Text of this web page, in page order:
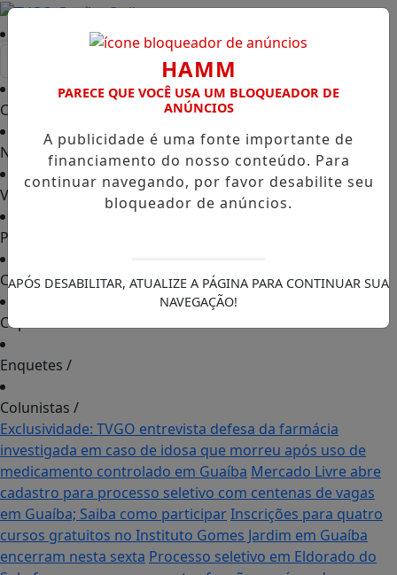
Capa
Notícias/
Vídeos TVGO
PODCAST
Contato/
Cupons de Desconto
Enquetes /
Colunistas /
Exclusividade: TVGO entrevista defesa da farmácia
investigada em caso de idosa que morreu após uso de
medicamento controlado em Guaíba Mercado Livre abre
cadastro para processo seletivo com centenas de vagas
em Guaíba; Saiba como participarInscrições para quatro
cursos gratuitos no Instituto Gomes Jardim em Guaíba
encerram nesta sexta Processo seletivo em Eldorado do
HAMM
PARECE QUE VOCÊ USA UM BLOQUEADOR DE
ANÚNCIOS
A publicidade é uma fonte importante de
financiamento do nosso conteúdo. Para
continuar navegando, por favor desabilite seu
bloqueador de anúncios.
APÓS DESABILITAR, ATUALIZE A PÁGINA PARA CONTINUAR SUA
NAVEGAÇÃO!